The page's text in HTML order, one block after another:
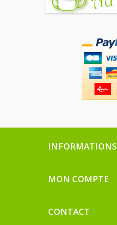
INFORMATIONS
MON COMPTE
CONTACT